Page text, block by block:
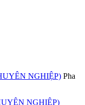
NGHIỆP) Pha
NGHIỆP)